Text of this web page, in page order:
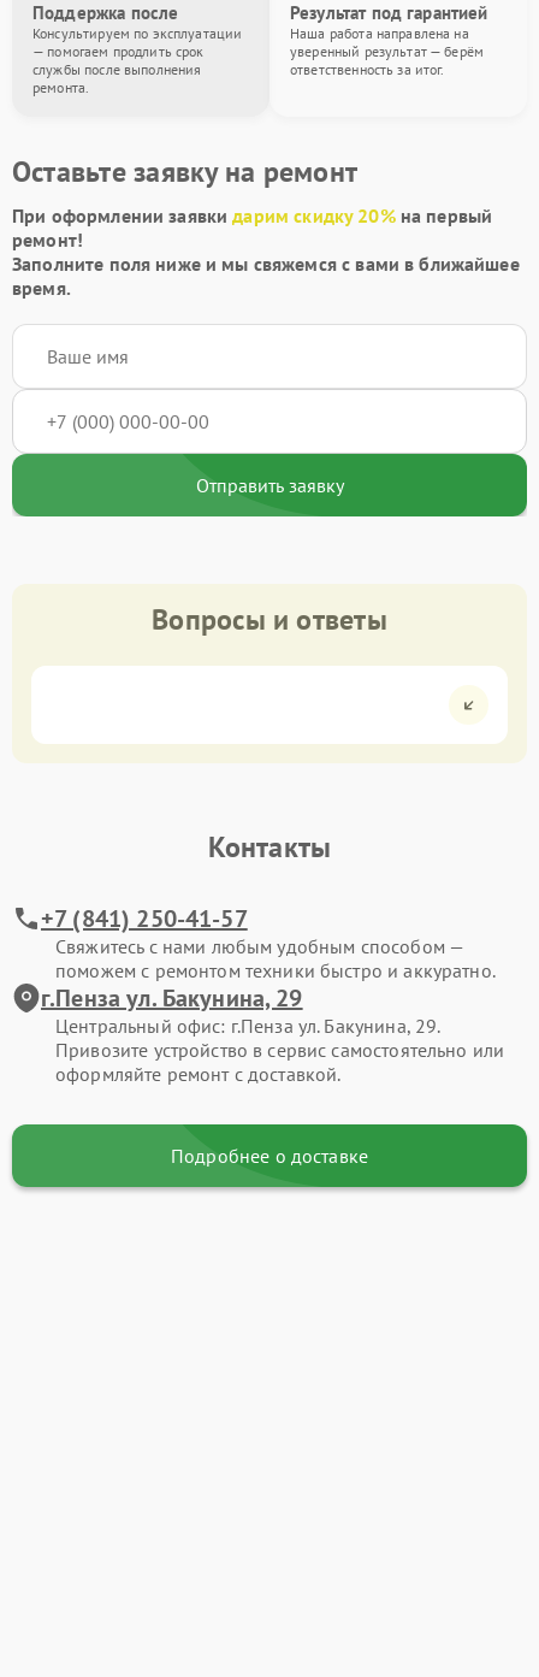
Поддержка после
Консультируем по эксплуатации
— помогаем продлить срок
службы после выполнения
ремонта.
Результат под гарантией
Наша работа направлена на
уверенный результат — берём
ответственность за итог.
Оставьте заявку на ремонт
При оформлении заявкидарим скидку 20%на первый
ремонт!
Заполните поля ниже и мы свяжемся с вами в ближайшее
время.
Отправить заявку
Вопросы и ответы
Контакты
+7 (841) 250-41-57
Свяжитесь с нами любым удобным способом —
поможем с ремонтом техники быстро и аккуратно.
г.Пенза ул. Бакунина, 29
Центральный офис: г.Пенза ул. Бакунина, 29.
Привозите устройство в сервис самостоятельно или
оформляйте ремонт с доставкой.
Подробнее о доставке